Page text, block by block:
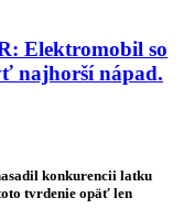
Elektromobil so
najhorší nápad.
konkurencii latku
tvrdenie opäť len